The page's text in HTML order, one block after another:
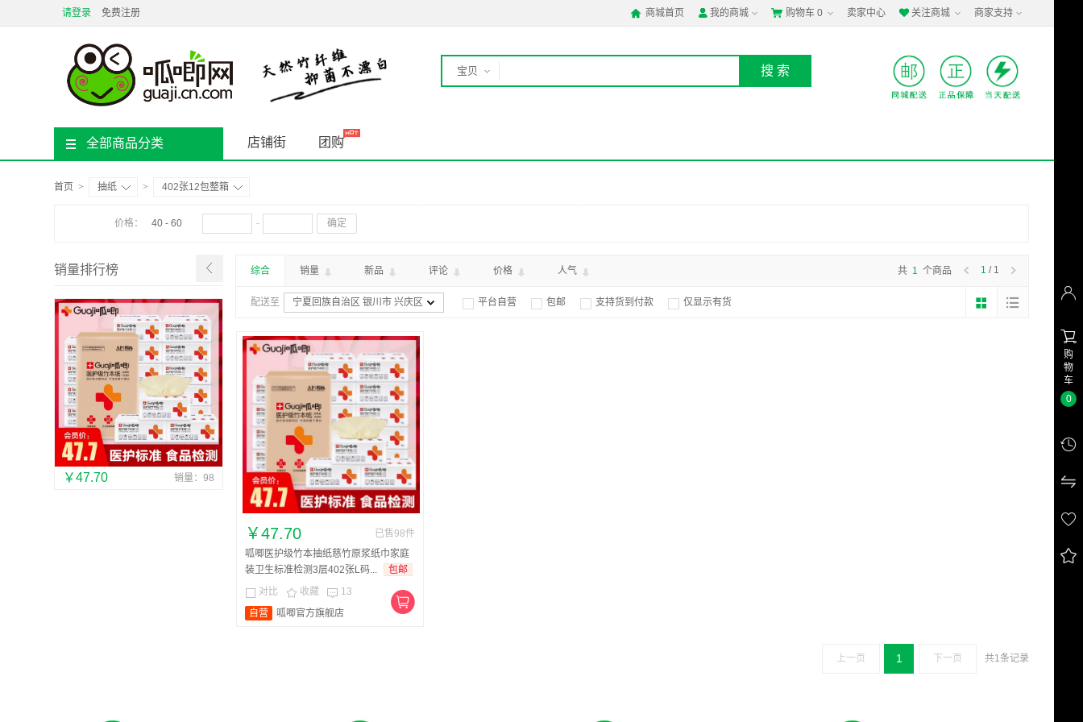
请登录 免费注册  商城首页  我的商城  购物车 0 卖家中心 关注商城 商家支持
宝贝
全部商品分类 店铺街 团购
首页 > 抽纸 > 402张12包整箱
价格： 40 - 60 确定
销量排行榜
￥47.70 销量：98
综合 销量 新品 评论 价格 人气 1 / 1
共 1 个商品
配送至 宁夏回族自治区 银川市 兴庆区 平台自营 包邮 支持货到付款 仅显示有货
￥47.70
已售98件
呱唧医护级竹本抽纸慈竹原浆纸巾家庭
装卫生标准检测3层402张L码...
包邮
对比  收藏  13
自营
呱唧官方旗舰店
共1条记录
上一页 1 下一页


购
物
车
0



